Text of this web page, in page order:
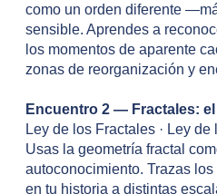
como un orden diferente
sensible. Aprendes a
los momentos de aparente
zonas de reorganización y
Encuentro 2 — Fractales:
Ley de los Fractales · Ley
Usas la geometría fractal
autoconocimiento. Trazas
en tu historia a distintas